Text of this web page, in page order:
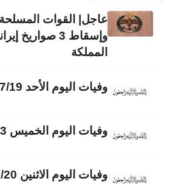
عاجل| القوات
وإسقاط 3
المملكة
وفيات اليوم الأحد 2026/7/19
وفيات اليوم الخميس 2026/7/23
وفيات اليوم الاثنين 2026/7/20